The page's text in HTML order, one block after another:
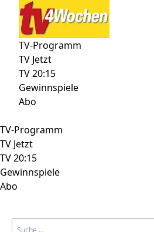
TV-Programm
TV Jetzt
TV 20:15
Gewinnspiele
Abo
TV-Programm
TV Jetzt
TV 20:15
Gewinnspiele
Abo
Search